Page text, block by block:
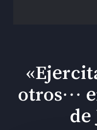
otros…
de